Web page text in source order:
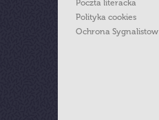
Poczta literacka
Polityka cookies
Ochrona Sygnalistow